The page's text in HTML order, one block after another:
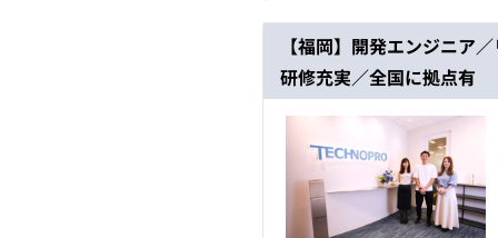
【福岡】開発エンジニア
研修充実／全国に拠点有